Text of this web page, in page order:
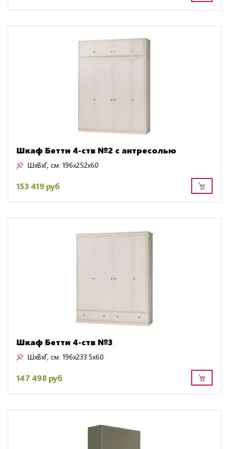
Шкаф Бетти 4-ств №2 с антресолью
ШxВxГ, см: 196x252x60
153 419 руб
Шкаф Бетти 4-ств №3
ШxВxГ, см: 196x233.5x60
147 498 руб